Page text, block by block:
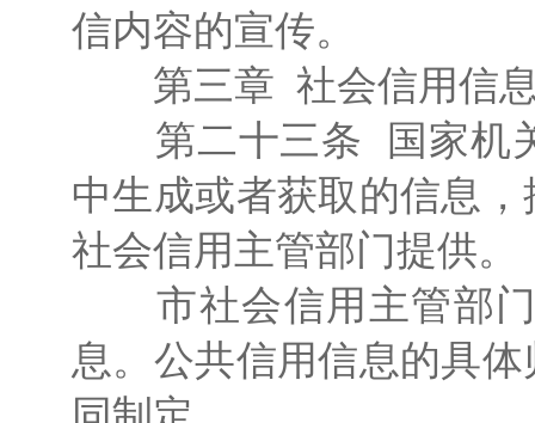
信内容的宣传。
第三章 社会信用信
第二十三条 国家机关
中生成或者获取的信息
社会信用主管部门提供。
市社会信用主管部门
息。公共信用信息的具